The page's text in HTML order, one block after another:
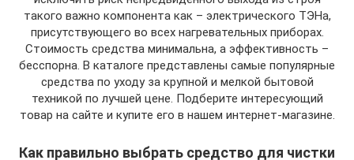
такого важно компонента как – электрического ТЭНа,
присутствующего во всех нагревательных приборах.
Стоимость средства минимальна, а эффективность –
бесспорна. В каталоге представлены самые популярные
средства по уходу за крупной и мелкой бытовой
техникой по лучшей цене. Подберите интересующий
товар на сайте и купите его в нашем интернет-магазине.
Как правильно выбрать средство для чистки